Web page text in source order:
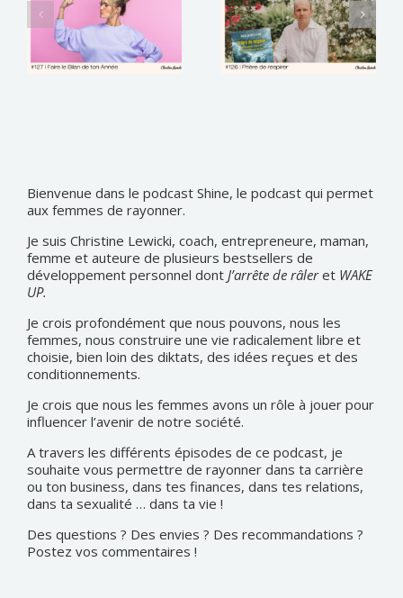
Bienvenue dans le podcast Shine, le podcast qui permet
aux femmes de rayonner.
Je suis Christine Lewicki, coach, entrepreneure, maman,
femme et auteure de plusieurs bestsellers de
développement personnel dont J’arrête de râleret WAKE
UP.
Je crois profondément que nous pouvons, nous les
femmes, nous construire une vie radicalement libre et
choisie, bien loin des diktats, des idées reçues et des
conditionnements.
Je crois que nous les femmes avons un rôle à jouer pour
influencer l’avenir de notre société.
A travers les différents épisodes de ce podcast, je
souhaite vous permettre de rayonner dans ta carrière
ou ton business, dans tes finances, dans tes relations,
dans ta sexualité … dans ta vie !
Des questions ? Des envies ? Des recommandations ?
Postez vos commentaires !